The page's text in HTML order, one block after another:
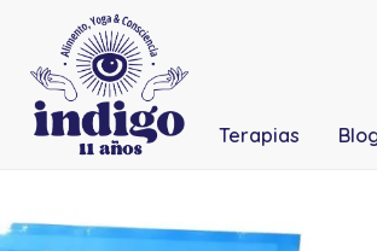
Terapias